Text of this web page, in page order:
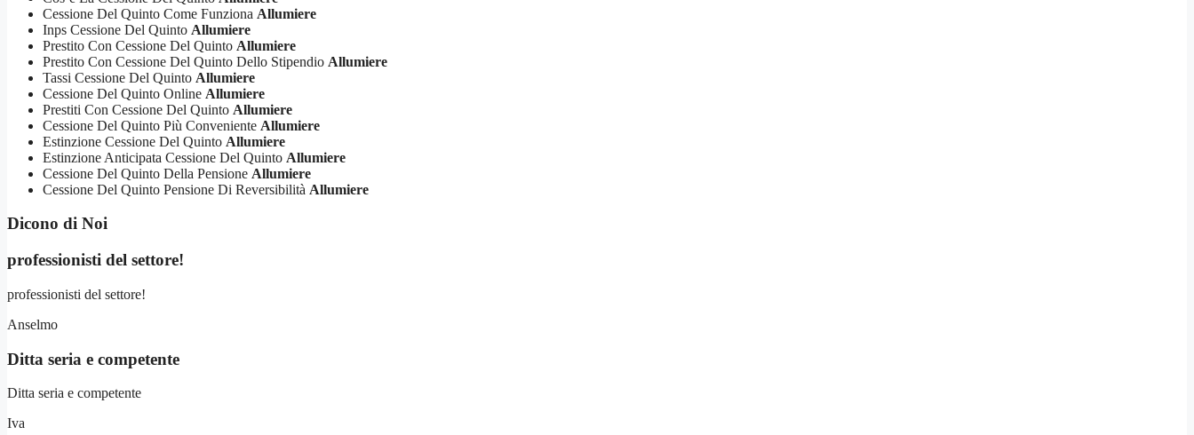
Cessione Del Quinto Come Funziona Allumiere
Inps Cessione Del Quinto Allumiere
Prestito Con Cessione Del Quinto Allumiere
Prestito Con Cessione Del Quinto Dello Stipendio Allumiere
Tassi Cessione Del Quinto Allumiere
Cessione Del Quinto Online Allumiere
Prestiti Con Cessione Del Quinto Allumiere
Cessione Del Quinto Più Conveniente Allumiere
Estinzione Cessione Del Quinto Allumiere
Estinzione Anticipata Cessione Del Quinto Allumiere
Cessione Del Quinto Della Pensione Allumiere
Cessione Del Quinto Pensione Di Reversibilità Allumiere
Dicono di Noi
professionisti del settore!
professionisti del settore!
Anselmo
Ditta seria e competente
Ditta seria e competente
Iva